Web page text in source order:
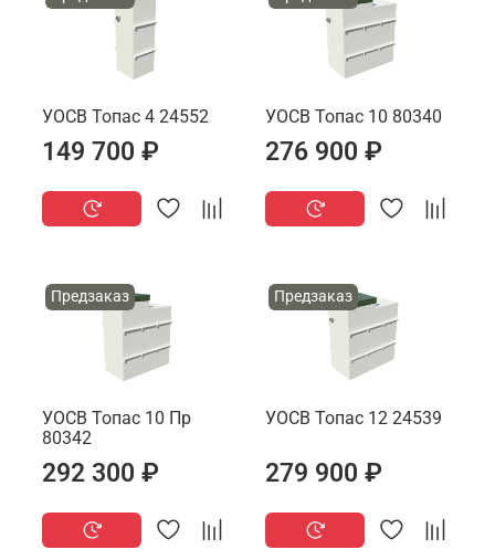
УОСВ Топас 4 24552
149 700 ₽
УОСВ Топас 10 80340
276 900 ₽
Предзаказ
УОСВ Топас 10 Пр
80342
292 300 ₽
Предзаказ
УОСВ Топас 12 24539
279 900 ₽